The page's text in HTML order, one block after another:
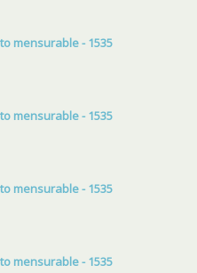
mensurable - 1535
mensurable - 1535
mensurable - 1535
mensurable - 1535